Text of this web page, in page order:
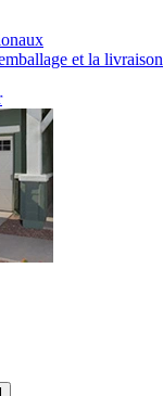
et la livraison